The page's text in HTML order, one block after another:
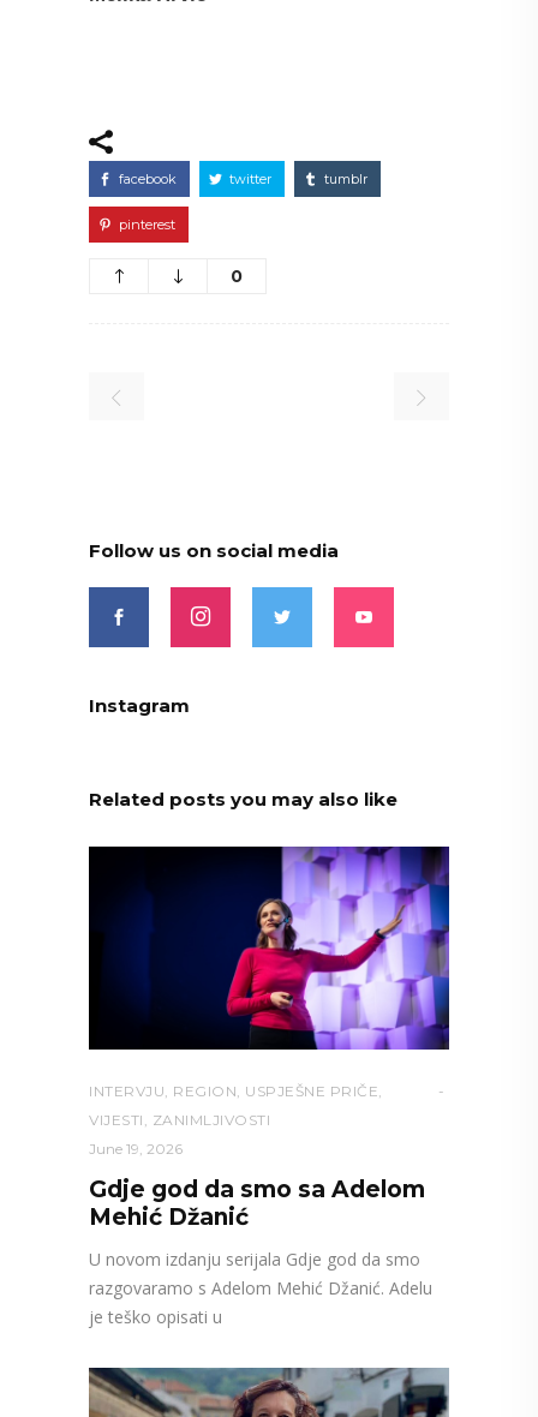
facebook twitter tumblr
pinterest
0
Follow us on social media
Instagram
Related posts you may also like
INTERVJU, REGION, USPJEŠNE PRIČE,
VIJESTI , ZANIMLJIVOSTI
June 19, 2026
Gdje god da smo sa Adelom
Mehić Džanić
U novom izdanju serijala Gdje god da smo
razgovaramo s Adelom Mehić Džanić. Adelu
je teško opisati u